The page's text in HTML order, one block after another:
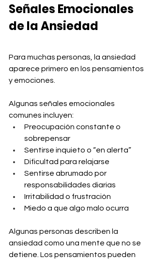
Señales Emocionales
de la Ansiedad
Para muchas personas, la ansiedad
aparece primero en los pensamientos
y emociones.
Algunas señales emocionales
comunes incluyen:
Preocupación constante o
sobrepensar
Sentirse inquieto o “en alerta”
Dificultad para relajarse
Sentirse abrumado por
responsabilidades diarias
Irritabilidad o frustración
Miedo a que algo malo ocurra
Algunas personas describen la
ansiedad como una mente que no se
detiene. Los pensamientos pueden